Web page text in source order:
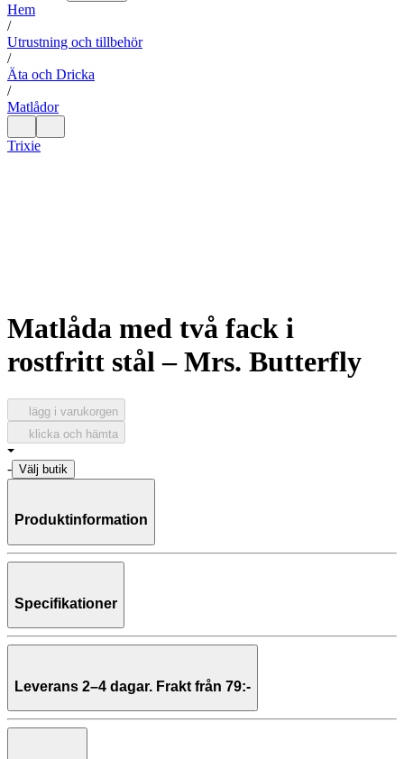
Hem
/
Utrustning och tillbehör
/
Äta och Dricka
/
Matlådor
Trixie
Matlåda med två fack i
rostfritt stål – Mrs. Butterfly
lägg i varukorgen
klicka och hämta
- Välj butik
Produktinformation
Praktisk och robust matlåda med fast indelning – perfekt för
Denna stora matlåda från Trixie är tillverkad av 100 % rostfritt stål
och är perfekt för förskola, skola och utflykter. Den stabila och
giftfria konstruktionen gör den säker att använda varje dag, och det
Matlådan har en fast indelning så att du enkelt kan kombinera
smörgåsar med frukt, grönsaker eller andra snacks utan att de
blandas.
Specifikationer
Material:100 % rostfritt stål, spännen i 100 % silikon
Mått:20 x 15 x 6 cm
Leverans 2–4 dagar. Frakt från 79:-
Leveranstid: